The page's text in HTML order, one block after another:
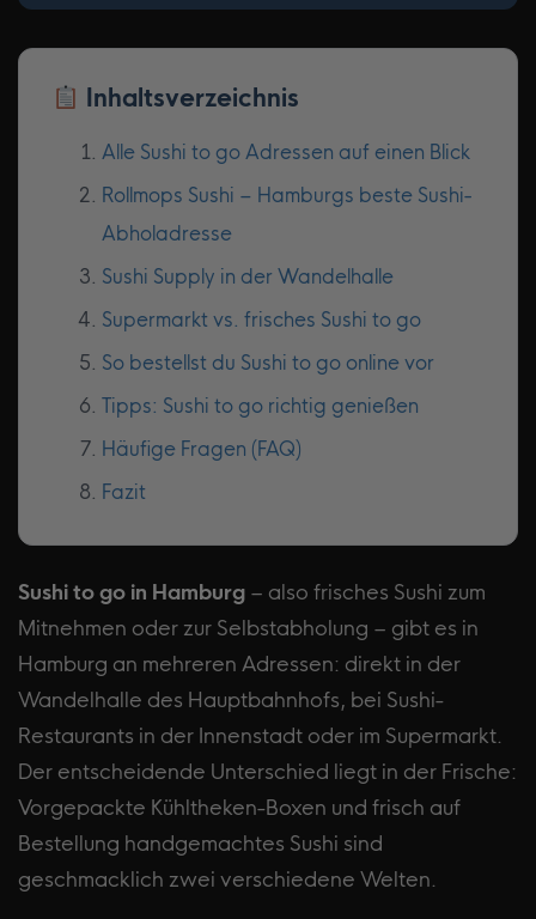
Inhaltsverzeichnis
Alle Sushi to go Adressen auf einen Blick
Rollmops Sushi – Hamburgs beste Sushi-
Abholadresse
Sushi Supply in der Wandelhalle
Supermarkt vs. frisches Sushi to go
So bestellst du Sushi to go online vor
Tipps: Sushi to go richtig genießen
Häufige Fragen (FAQ)
Fazit
Sushi to go in Hamburg – also frisches Sushi zum
Mitnehmen oder zur Selbstabholung – gibt es in
Hamburg an mehreren Adressen: direkt in der
Wandelhalle des Hauptbahnhofs, bei Sushi-
Restaurants in der Innenstadt oder im Supermarkt.
Der entscheidende Unterschied liegt in der Frische:
Vorgepackte Kühltheken-Boxen und frisch auf
Bestellung handgemachtes Sushi sind
geschmacklich zwei verschiedene Welten.